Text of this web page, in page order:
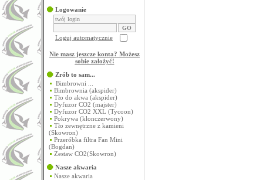
Logowanie
Loguj automatycznie
Nie masz jeszcze konta? Możesz
sobie założyć!
Zrób to sam...
Bimbrowni ...
Bimbrownia (akspider)
Tło do akwa (akspider)
Dyfuzor CO2 (majster)
Dyfuzor CO2 XXL (Tycoon)
Pokrywa (klonczerwony)
Tło zewnętrzne z kamieni
(Skowron)
Przeróbka filtra Fan Mini
(Bogdan)
Zestaw CO2(Skowron)
Nasze akwaria
Nasze akwaria